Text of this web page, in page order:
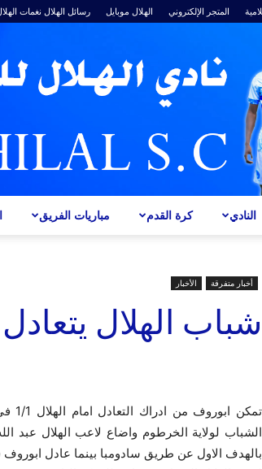
المتجر الإلكتروني الهلال موبايل رسائل الهلال نغمات
مباريات الفريق كرة القدم النادي
أخبار متفرقة الأخبار
شباب الهلال
الشباب لولاية الخرطوم واضاع لاعب الهلال عبد
بالهدف الاول عن طريق سادومبا بينما عادل ابوروف